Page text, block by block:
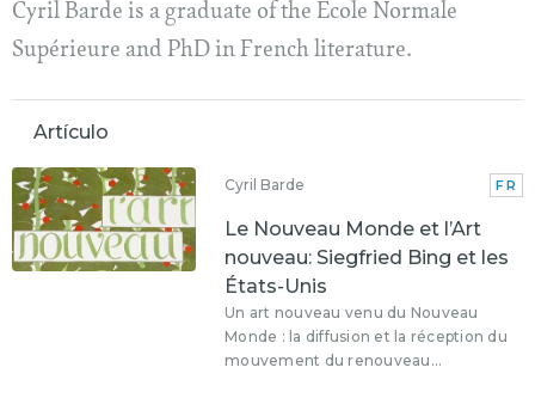
Cyril Barde is a graduate of the École Normale
Supérieure and PhD in French literature.
Artículo
Cyril Barde FR
Le Nouveau Monde et l’Art
nouveau: Siegfried Bing et les
États-Unis
Un art nouveau venu du Nouveau
Monde : la diffusion et la réception du
mouvement du renouveau...